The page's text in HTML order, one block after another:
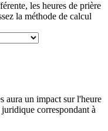
les heures de prière
la méthode de calcul
aura un impact sur l'heure
correspondant à